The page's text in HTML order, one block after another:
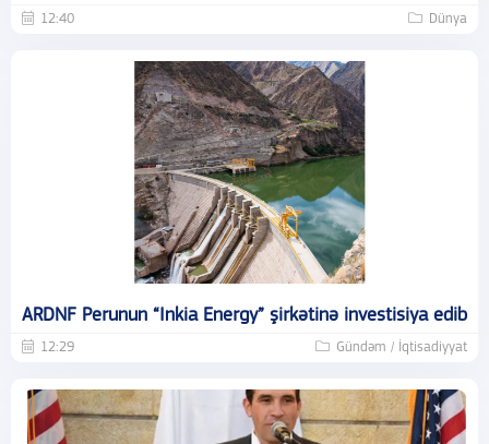
12:40 Dünya
ARDNF Perunun “Inkia Energy” şirkətinə investisiya edib
12:29 Gündəm / İqtisadiyyat